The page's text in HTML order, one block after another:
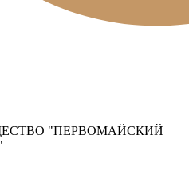
"ПЕРВОМАЙСКИЙ